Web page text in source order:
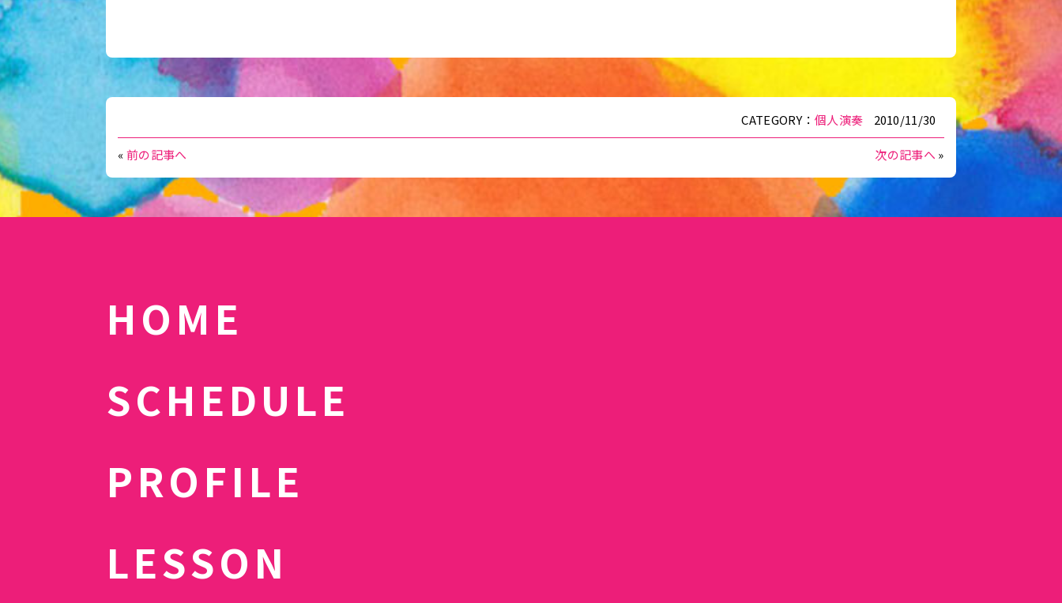
CATEGORY：個人演奏 2010/11/30
«前の記事へ 次の記事へ »
HOME
SCHEDULE
PROFILE
LESSON